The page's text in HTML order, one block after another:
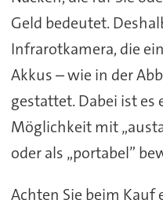
Geld bedeutet.
Infrarotkamera, die
Akkus – wie in der
gestattet. Dabei ist es
Möglichkeit mit
oder als „portabel”
Achten Sie beim